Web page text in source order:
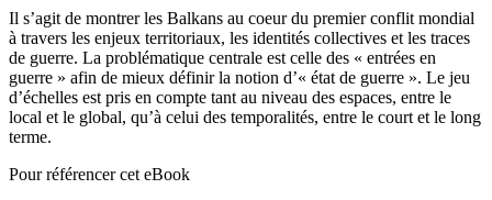
Il s’agit de montrer les Balkans au coeur du premier conflit mondial
à travers les enjeux territoriaux, les identités collectives et les traces
de guerre. La problématique centrale est celle des « entrées en
guerre » afin de mieux définir la notion d’« état de guerre ». Le jeu
d’échelles est pris en compte tant au niveau des espaces, entre le
local et le global, qu’à celui des temporalités, entre le court et le long
terme.
Pour référencer cet eBook